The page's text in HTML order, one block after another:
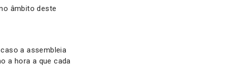
âmbito deste
a assembleia
a hora a que cada